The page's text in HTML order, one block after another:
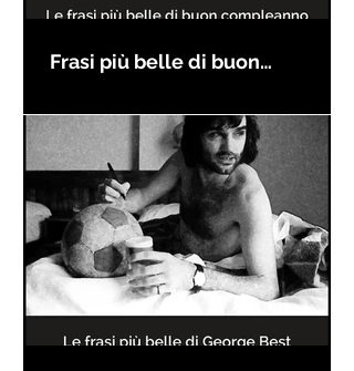
Frasi più belle di buon